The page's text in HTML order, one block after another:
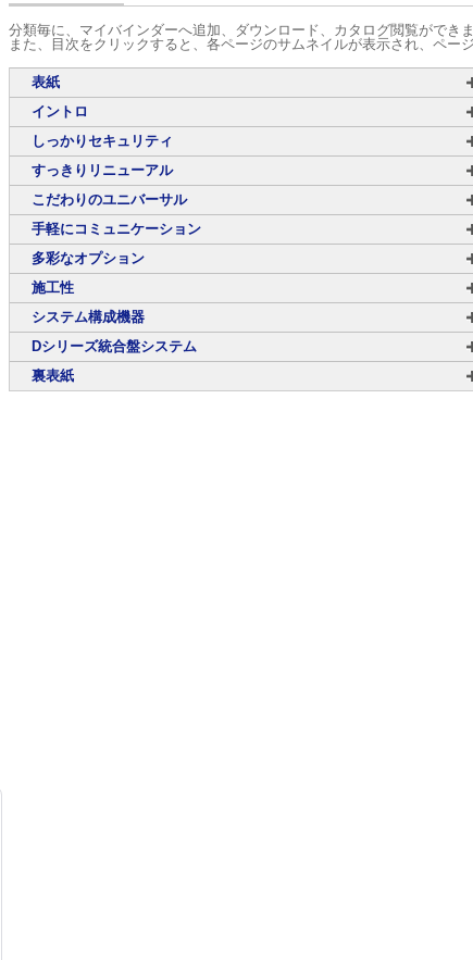
分類毎に、マイバインダーへ追加、ダウンロード、カタログ閲覧ができま
また、目次をクリックすると、各ページのサムネイルが表示され、ペー
表紙
イントロ
しっかりセキュリティ
すっきりリニューアル
こだわりのユニバーサル
手軽にコミュニケーション
多彩なオプション
施工性
システム構成機器
Dシリーズ統合盤システム
裏表紙